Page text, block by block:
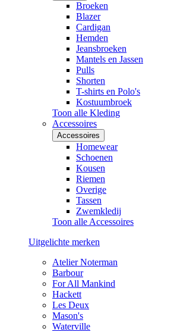
Broeken
Blazer
Cardigan
Hemden
Jeansbroeken
Mantels en Jassen
Pulls
Shorten
T-shirts en Polo's
Kostuumbroek
Toon alle Kleding
Accessoires
Accessoires
Homewear
Schoenen
Kousen
Riemen
Overige
Tassen
Zwemkledij
Toon alle Accessoires
Uitgelichte merken
Atelier Noterman
Barbour
For All Mankind
Hackett
Les Deux
Mason's
Waterville